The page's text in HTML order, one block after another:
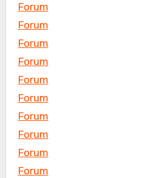
Forum
Forum
Forum
Forum
Forum
Forum
Forum
Forum
Forum
Forum